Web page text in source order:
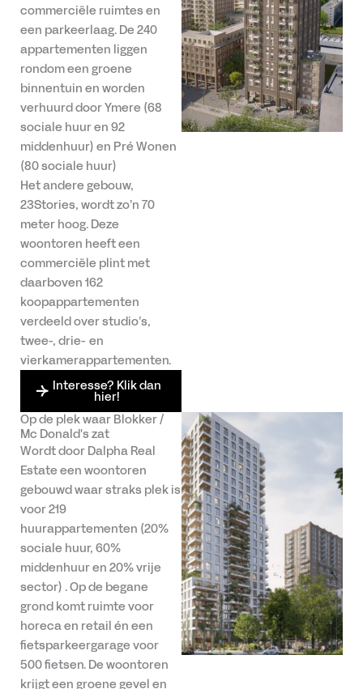
commerciële ruimtes en
een parkeerlaag. De 240
appartementen liggen
rondom een groene
binnentuin en worden
verhuurd door Ymere (68
sociale huur en 92
middenhuur) en Pré Wonen
(80 sociale huur)
Het andere gebouw,
23Stories, wordt zo’n 70
meter hoog. Deze
woontoren heeft een
commerciële plint met
daarboven 162
koopappartementen
verdeeld over studio’s,
twee-, drie- en
vierkamerappartementen.
Interesse? Klik dan
hier!
Op de plek waar Blokker /
Mc Donald's zat
Wordt door Dalpha Real
Estate een woontoren
gebouwd waar straks plek is
voor 219
huurappartementen (20%
sociale huur, 60%
middenhuur en 20% vrije
sector) . Op de begane
grond komt ruimte voor
horeca en retail én een
fietsparkeergarage voor
500 fietsen. De woontoren
krijgt een groene gevel en